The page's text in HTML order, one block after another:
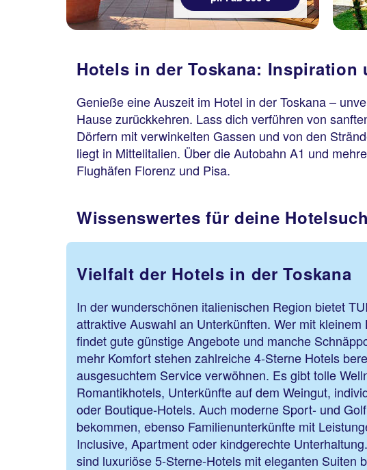
Hotels in der Toskana: Inspiration
Genieße eine Auszeit im Hotel in der Toskana –
Hause zurückkehren. Lass dich verführen von
Dörfern mit verwinkelten Gassen und von den
liegt in Mittelitalien. Über die Autobahn A1 und
Flughäfen Florenz und Pisa.
Wissenswertes für deine
Vielfalt der Hotels in der Toskana
In der wunderschönen italienischen Region bietet
attraktive Auswahl an Unterkünften. Wer mit kleinem
findet gute günstige Angebote und manche
mehr Komfort stehen zahlreiche 4-Sterne Hotels
ausgesuchtem Service verwöhnen. Es gibt tolle
Romantikhotels, Unterkünfte auf dem Weingut,
oder Boutique-Hotels. Auch moderne Sport- und
bekommen, ebenso Familienunterkünfte mit
Inclusive, Apartment oder kindgerechte
sind luxuriöse 5-Sterne-Hotels mit eleganten Suiten